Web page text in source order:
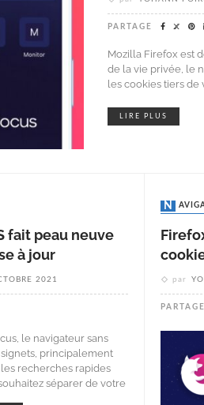
PARTAGE
Mozilla Firefox est
de la vie privée, le
les cookies tiers de
LIRE PLUS
fait peau neuve
à jour
2021
le navigateur sans
principalement
recherches rapides
séparer de votre
par
PARTAGE